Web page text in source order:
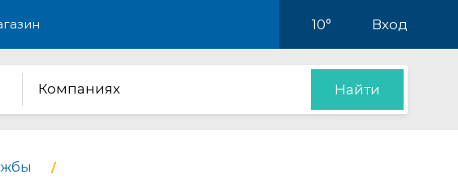
10° Вход
Компаниях Найти